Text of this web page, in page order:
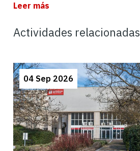
Leer más
Actividades relacionadas
04 Sep 2026